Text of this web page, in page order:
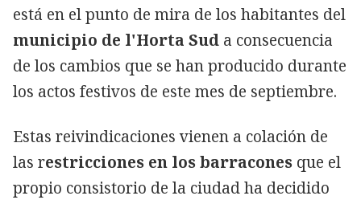
está en el punto de mira de los habitantes del
municipio de l'Horta Sud a consecuencia
de los cambios que se han producido durante
los actos festivos de este mes de septiembre.
Estas reivindicaciones vienen a colación de
las restricciones en los barracones que el
propio consistorio de la ciudad ha decidido